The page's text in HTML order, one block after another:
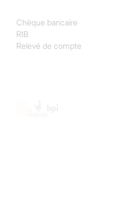
Chèque bancaire
RIB
Relevé de compte